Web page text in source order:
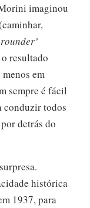
imaginou
resultado
em
sempre é fácil
conduzir todos
detrás do
histórica
1937, para